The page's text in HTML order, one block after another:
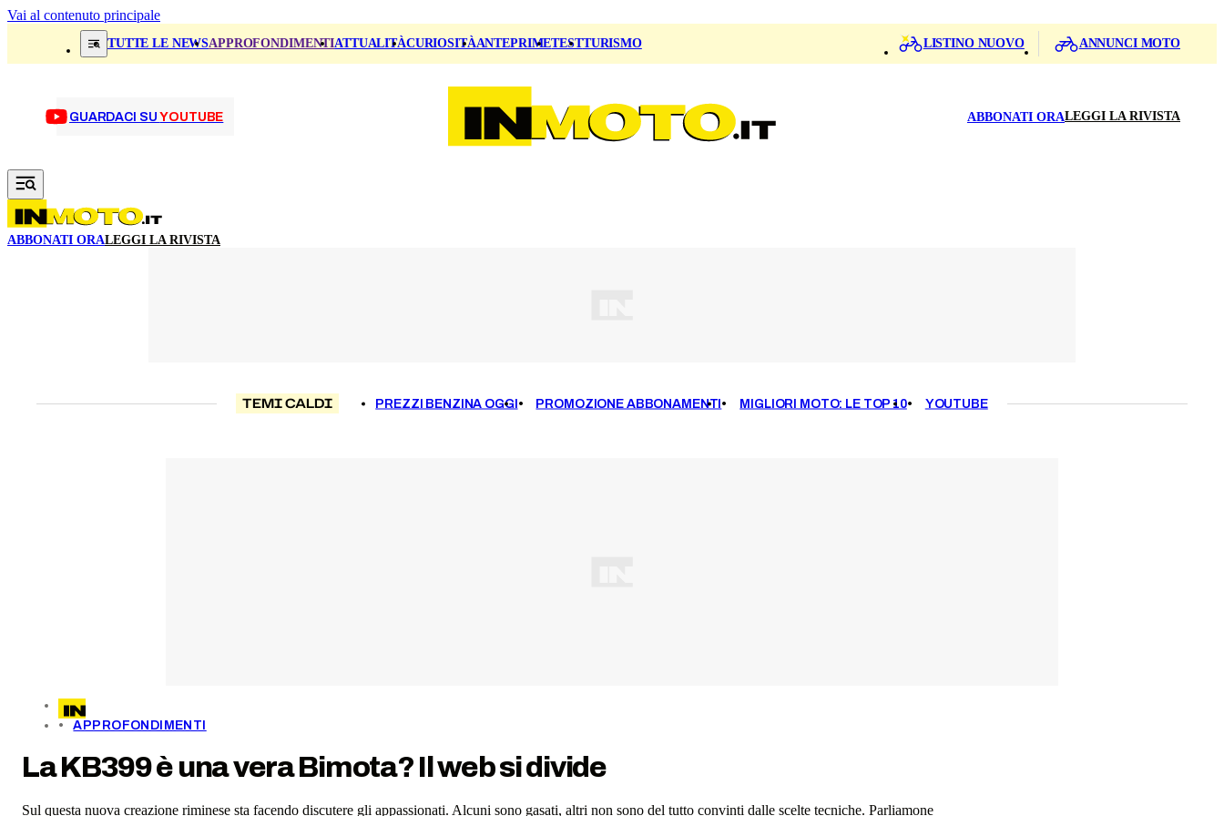
Vai al contenuto principale
TUTTE LE NEWSAPPROFONDIMENTIATTUALITÀCURIOSITÀANTEPRIMETESTTURISMO LISTINO NUOVO ANNUNCI MOTO
GUARDACI SUYOUTUBE ABBONATI ORALEGGI LA RIVISTA
ABBONATI ORALEGGI LA RIVISTA
TEMI CALDI PREZZI BENZINA OGGI PROMOZIONE ABBONAMENTI MIGLIORI MOTO: LE TOP 10 YOUTUBE
APPROFONDIMENTI
La KB399 è una vera Bimota? Il web si divide
Sul questa nuova creazione riminese sta facendo discutere gli appassionati. Alcuni sono gasati, altri non sono del tutto convinti dalle scelte tecniche. Parliamone